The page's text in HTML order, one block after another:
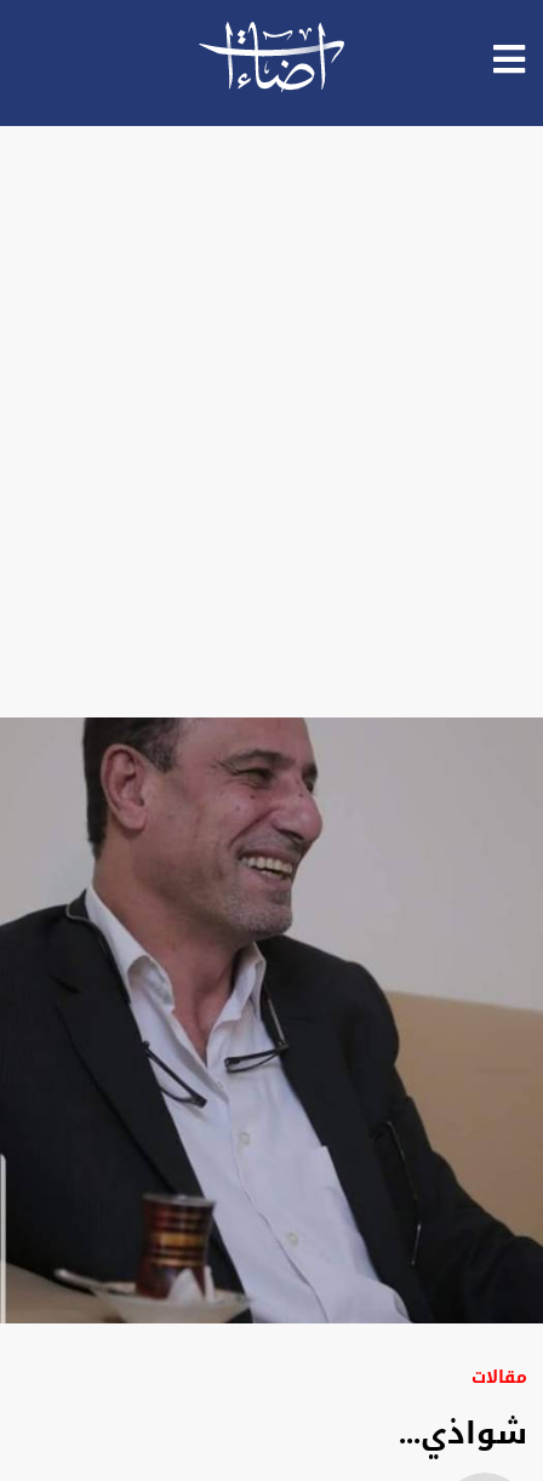
مقالات
شواذي...